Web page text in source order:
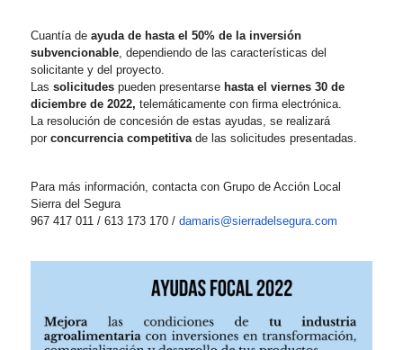
Cuantía de ayuda de hasta el 50% de la inversión
subvencionable , dependiendo de las características del
solicitante y del proyecto.
Las solicitudes pueden presentarse hasta el viernes 30 de
diciembre de 2022, telemáticamente con firma electrónica.
La resolución de concesión de estas ayudas, se realizará
por concurrencia competitiva de las solicitudes presentadas.
Para más información, contacta con Grupo de Acción Local
Sierra del Segura
967 417 011 / 613 173 170 / damaris@sierradelsegura.com